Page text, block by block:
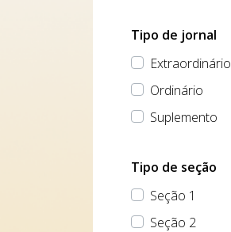
Tipo de jornal
Extraordinário
Ordinário
Suplemento
Tipo de seção
Seção 1
Seção 2